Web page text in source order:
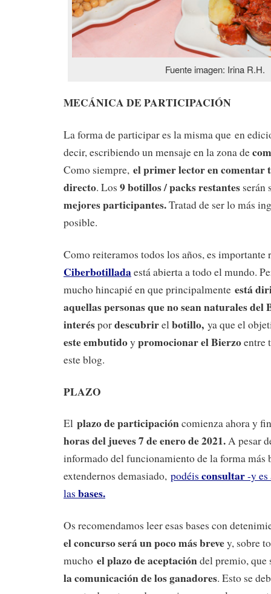
Fuente imagen: Irina R.H.
MECÁNICA DE PARTICIPACIÓN
La forma de participar es la misma que en
decir, escribiendo un mensaje en la zona de
Como siempre, el primer lector en comentar
directo. Los 9 botillos / packs restantes serán
mejores participantes.Tratad de ser lo más
posible.
Como reiteramos todos los años, es importante
Ciberbotilladaestá abierta a todo el mundo.
mucho hincapié en que principalmente está
aquellas personas que no sean naturales del
interéspordescubrirelbotillo, ya que el
este embutidoy promocionar el Bierzoentre
este blog.
PLAZO
El plazo de participacióncomienza ahora y
horas del jueves 7 de enero de 2021.A pesar
informado del funcionamiento de la forma más
extendernos demasiado, podéis consultar-y es
las bases.
Os recomendamos leer esas bases con
el concurso será un poco más brevey, sobre
mucho el plazo de aceptacióndel premio, que
la comunicación de los ganadores. Esto se